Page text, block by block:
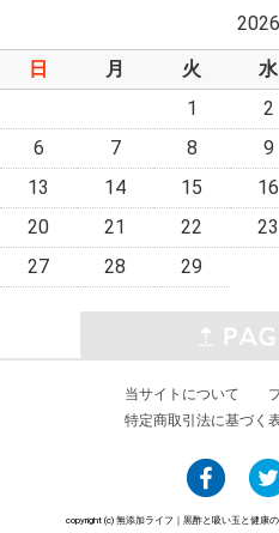
日
月 火 水
1
2
6
7 8 9
13
14 15 16
20
21 22 23
27
28 29
当サイトについて
特定商取引法に基づく
copyright (c) 無添加ライフ｜黒酢と吸い玉と健康